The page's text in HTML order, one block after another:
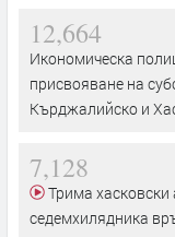
12,664
Икономическа
присвояване на
Кърджалийско и
7,128
седемхилядника